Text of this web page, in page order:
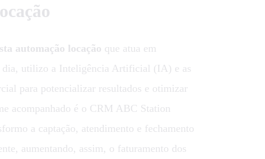
automação locação que atua em
utilizo a Inteligência Artificial (IA) e as
para potencializar resultados e otimizar
acompanhado é o CRM ABC Station
a captação, atendimento e fechamento
aumentando, assim, o faturamento dos